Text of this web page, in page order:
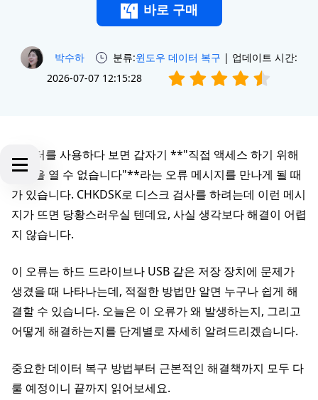
바로 구매
박수하 분류:윈도우 데이터 복구 | 업데이트 시간:
2026-07-07 12:15:28
컴퓨터를 사용하다 보면 갑자기 **"직접 액세스 하기 위해
볼륨을 열 수 없습니다"**라는 오류 메시지를 만나게 될 때
가 있습니다. CHKDSK로 디스크 검사를 하려는데 이런 메시
지가 뜨면 당황스러우실 텐데요, 사실 생각보다 해결이 어렵
지 않습니다.
이 오류는 하드 드라이브나 USB 같은 저장 장치에 문제가
생겼을 때 나타나는데, 적절한 방법만 알면 누구나 쉽게 해
결할 수 있습니다. 오늘은 이 오류가 왜 발생하는지, 그리고
어떻게 해결하는지를 단계별로 자세히 알려드리겠습니다.
중요한 데이터 복구 방법부터 근본적인 해결책까지 모두 다
룰 예정이니 끝까지 읽어보세요.